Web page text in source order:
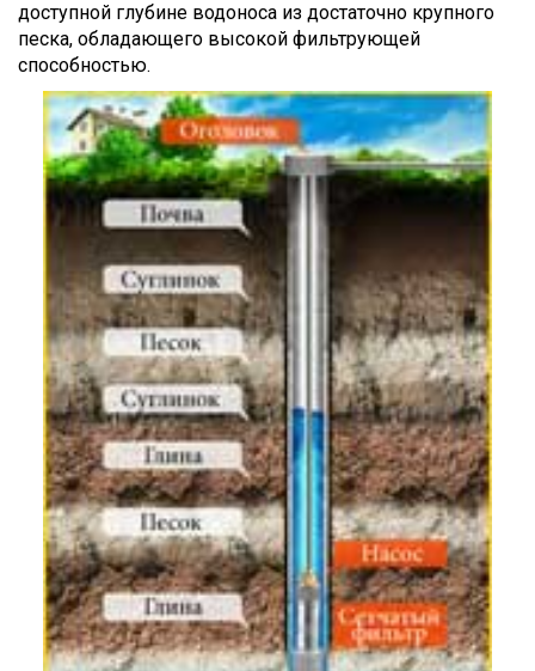
доступной глубине водоноса из достаточно крупного
песка, обладающего высокой фильтрующей
способностью.